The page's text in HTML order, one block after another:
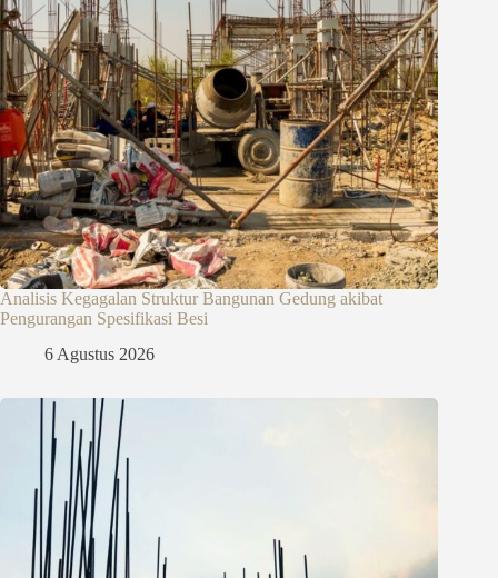
Analisis Kegagalan Struktur Bangunan Gedung akibat
Pengurangan Spesifikasi Besi
6 Agustus 2026